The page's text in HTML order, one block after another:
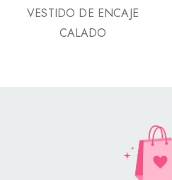
VESTIDO DE ENCAJE
CALADO